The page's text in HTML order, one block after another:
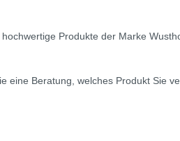
Produkte der Marke
eine Beratung, welches Produkt Sie